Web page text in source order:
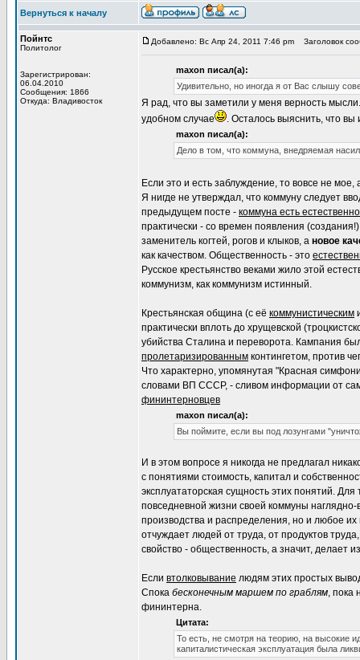
Вернуться к началу
Пойнтс
Политолог
Зарегистрирован:
06.04.2010
Сообщения: 1866
Откуда: Владивосток
Добавлено: Вс Апр 24, 2011 7:46 pm Заголовок
maxon писал(а):
Удивительно, но иногда я от Вас слышу
Я рад, что вы заметили у меня верность
удобном случае
. Осталось выяснить, что
maxon писал(а):
Дело в том, что коммуна, внедряемая
Если это и есть заблуждение, то вовсе не мое,
Я нигде не утверждал, что коммуну следует
предыдущем посте - коммуна есть
практически - со времен появления
заменитель когтей, рогов и клыков, а новое
как качеством. Общественность - это
Русское крестьянство веками жило этой
коммунизм, как коммунизм истинный.
Крестьянская община (с её коммунистическим
практически вплоть до хрущевской
убийства Сталина и переворота. Кампания
пролетаризированным контингетом, против
Что характерно, упомянутая "Красная
словами ВП СССР, - сливом информации от
фининтерновцев
maxon писал(а):
Вы поймите, если вы под лозунгами
И в этом вопросе я никогда не предлагал
с понятиями стоимость, капитал и
эксплуататорская сущность этих понятий.
повседневной жизни своей коммуны
производства и распределения, но и любое
отчуждает людей от труда, от продуктов
свойство - общественность, а значит, делает
Если втолковывание людям этих простых
Спока бесконечным маршем по граблям, пока
фининтерна.
Цитата:
То есть, не смотря на теорию, на высокие
капиталистическая эксплуатация была